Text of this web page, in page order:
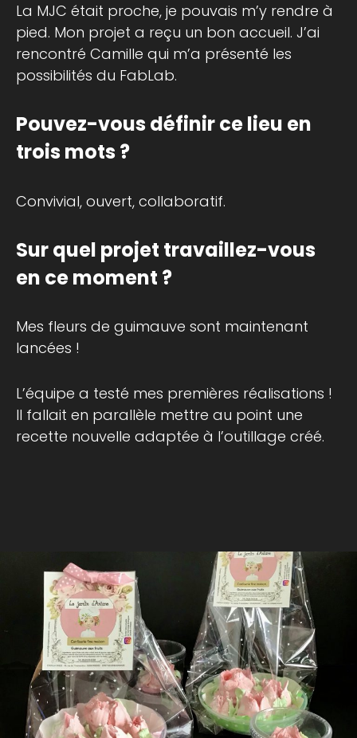
La MJC était proche, je pouvais m’y rendre à
pied. Mon projet a reçu un bon accueil. J’ai
rencontré Camille qui m’a présenté les
possibilités du FabLab.
Pouvez-vous définir ce lieu en
trois mots ?
Convivial, ouvert, collaboratif.
Sur quel projet travaillez-vous
en ce moment ?
Mes fleurs de guimauve sont maintenant
lancées !
L’équipe a testé mes premières réalisations !
Il fallait en parallèle mettre au point une
recette nouvelle adaptée à l’outillage créé.